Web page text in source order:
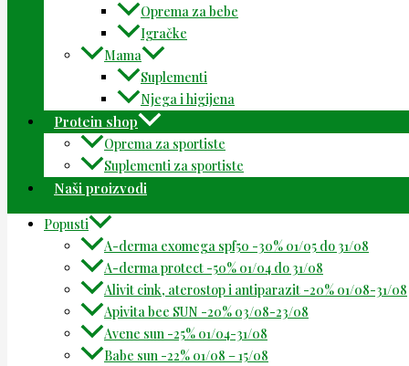
Oprema za bebe
Igračke
Mama
Suplementi
Njega i higijena
Protein shop
Oprema za sportiste
Suplementi za sportiste
Naši proizvodi
Popusti
A-derma exomega spf50 -30% 01/05 do 31/08
A-derma protect -50% 01/04 do 31/08
Alivit cink, aterostop i antiparazit -20% 01/08-31/08
Apivita bee SUN -20% 03/08-23/08
Avene sun -25% 01/04-31/08
Babe sun -22% 01/08 – 15/08